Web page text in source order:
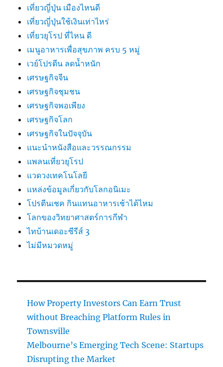
เที่ยวญี่ปุ่น เมืองไหนดี
เที่ยวญี่ปุ่นใช้เงินเท่าไหร่
เที่ยวยุโรป ที่ไหน ดี
เมนูอาหารเพื่อสุขภาพ ครบ 5 หมู่
เวย์โปรตีน ลดน้ำหนัก
เศรษฐกิจจีน
เศรษฐกิจชุมชน
เศรษฐกิจพอเพียง
เศรษฐกิจโลก
เศรษฐกิจในปัจจุบัน
แนะนำหนังสือและวรรณกรรม
แพลนเที่ยวยุโรป
แวดวงเทคโนโลยี
แหล่งข้อมูลเกี่ยวกับโลกอนิเมะ
โปรตีนเชค กินแทนอาหารเช้าได้ไหม
โลกของวิทยาศาสตร์การกีฬา
ไทบ้านเดอะซีรีส์ 3
ไม่มีหมวดหมู่
How Property Investors Can Earn Trust
without Breaching Platform Rules in
Townsville
Melbourne’s Emerging Tech Scene: Startups
Disrupting the Market